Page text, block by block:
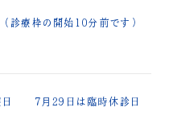
診療枠の開始10分前です）
日 7月29日は臨時休診日